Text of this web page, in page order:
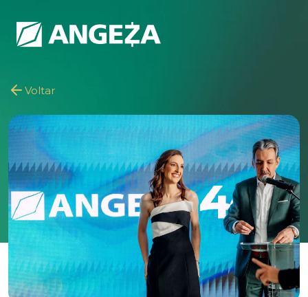
Voltar